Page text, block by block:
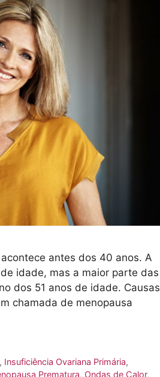
antes dos 40 anos. A
idade, mas a maior parte das
dos 51 anos de idade. Causas
chamada de menopausa
, Insuficiência Ovariana Primária,
Prematura, Ondas de Calor,